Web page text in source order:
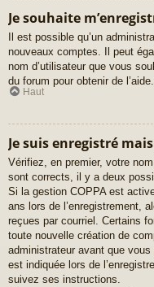
Je souhaite
Il est possible qu’un
nouveaux comptes. Il peut
nom d’utilisateur que vous
du forum pour obtenir de l’aide.
Haut
Je suis enregistré
Vérifiez, en premier, votre
sont corrects, il y a deux
Si la gestion COPPA est
ans lors de l’enregistrement,
reçues par courriel. Certains
toute nouvelle création de
administrateur avant que
est indiquée lors de
suivez ses instructions.